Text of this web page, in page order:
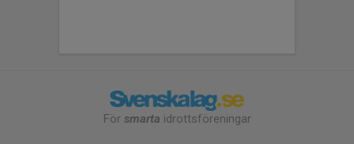
För smarta idrottsföreningar